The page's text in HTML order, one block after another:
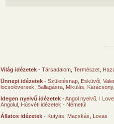
Világ idézetek - Társadalom Természet
Ünnepi idézetek - Születésnap Esküvői
locsolóversek
Ballagásra Mikulás Karácsony
Idegen nyelvű idézetek -Angol nyelvű I
Angolul Húsvéti idézetek - Németül
Állatos idézetek - Kutyás Macskás
Lovas